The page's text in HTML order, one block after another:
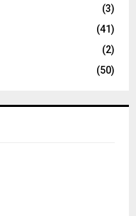
(3)
(41)
(2)
(50)